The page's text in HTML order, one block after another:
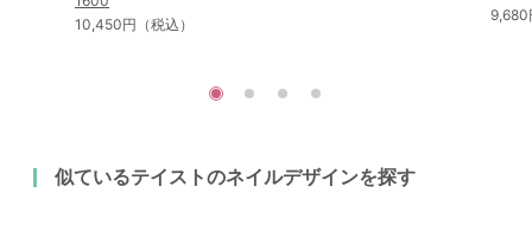
10,450円（税込）
9,680
似ているテイストのネイルデザインを探す